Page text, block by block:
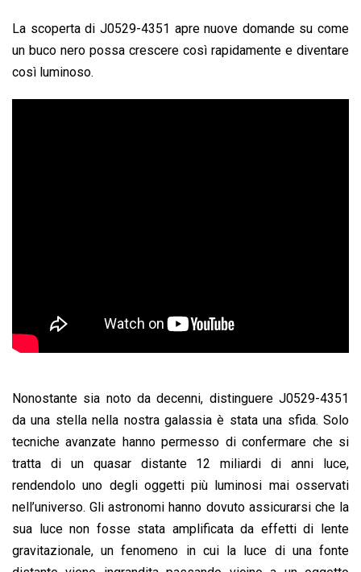
La scoperta di J0529-4351 apre nuove domande su come
un buco nero possa crescere così rapidamente e diventare
così luminoso.
Nonostante sia noto da decenni, distinguere J0529-4351
da una stella nella nostra galassia è stata una sfida. Solo
tecniche avanzate hanno permesso di confermare che si
tratta di un quasar distante 12 miliardi di anni luce,
rendendolo uno degli oggetti più luminosi mai osservati
nell’universo. Gli astronomi hanno dovuto assicurarsi che la
sua luce non fosse stata amplificata da effetti di lente
gravitazionale, un fenomeno in cui la luce di una fonte